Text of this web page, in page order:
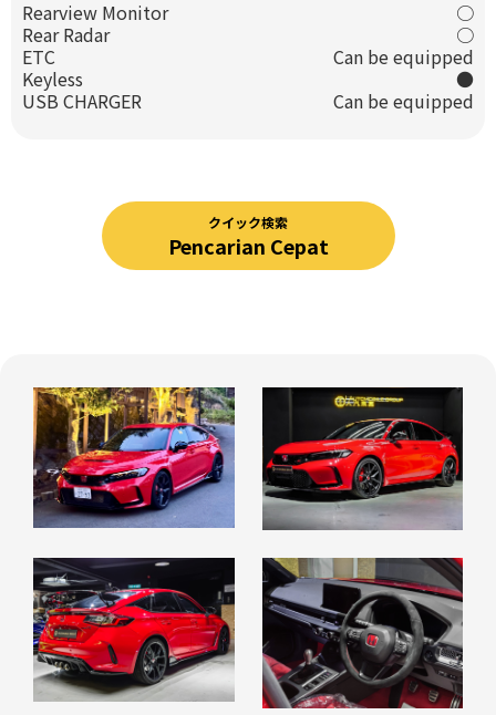
Rearview Monitor
○
Rear Radar
○
ETC
Can be equipped
Keyless
●
USB CHARGER
Can be equipped
クイック検索
Pencarian Cepat